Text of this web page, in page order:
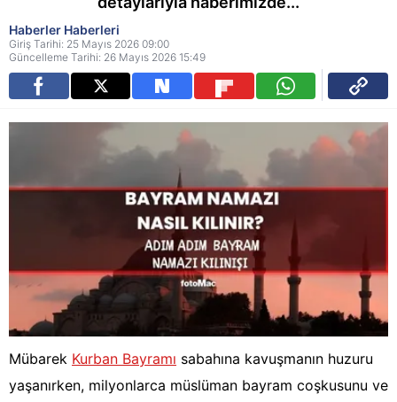
Haberler Haberleri
Giriş Tarihi: 25 Mayıs 2026 09:00
Güncelleme Tarihi: 26 Mayıs 2026 15:49
Mübarek Kurban Bayramı sabahına kavuşmanın huzuru
yaşanırken, milyonlarca müslüman bayram coşkusunu ve